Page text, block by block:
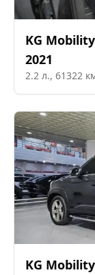
KG
2021
2.2 л., 61322
KG